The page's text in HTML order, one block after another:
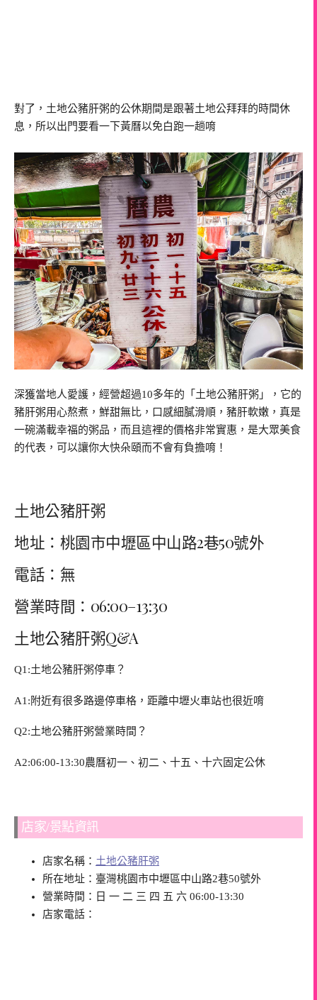
對了，土地公豬肝粥的公休期間是跟著土地公拜拜的時間休
息，所以出門要看一下黃曆以免白跑一趟唷
深獲當地人愛護，經營超過10多年的「土地公豬肝粥」，它的
豬肝粥用心熬煮，鮮甜無比，口感細膩滑順，豬肝軟嫩，真是
一碗滿載幸福的粥品，而且這裡的價格非常實惠，是大眾美食
的代表，可以讓你大快朵頤而不會有負擔唷！
土地公豬肝粥
地址：桃園市中壢區中山路2巷50號外
電話：無
營業時間：06:00–13:30
土地公豬肝粥Q&A
Q1:土地公豬肝粥停車？
A1:附近有很多路邊停車格，距離中壢火車站也很近唷
Q2:土地公豬肝粥營業時間？
A2:06:00-13:30農曆初一、初二、十五、十六固定公休
店家/景點資訊
店家名稱： 土地公豬肝粥
所在地址：臺灣桃園市中壢區中山路2巷50號外
營業時間：日 一 二 三 四 五 六 06:00-13:30
店家電話：